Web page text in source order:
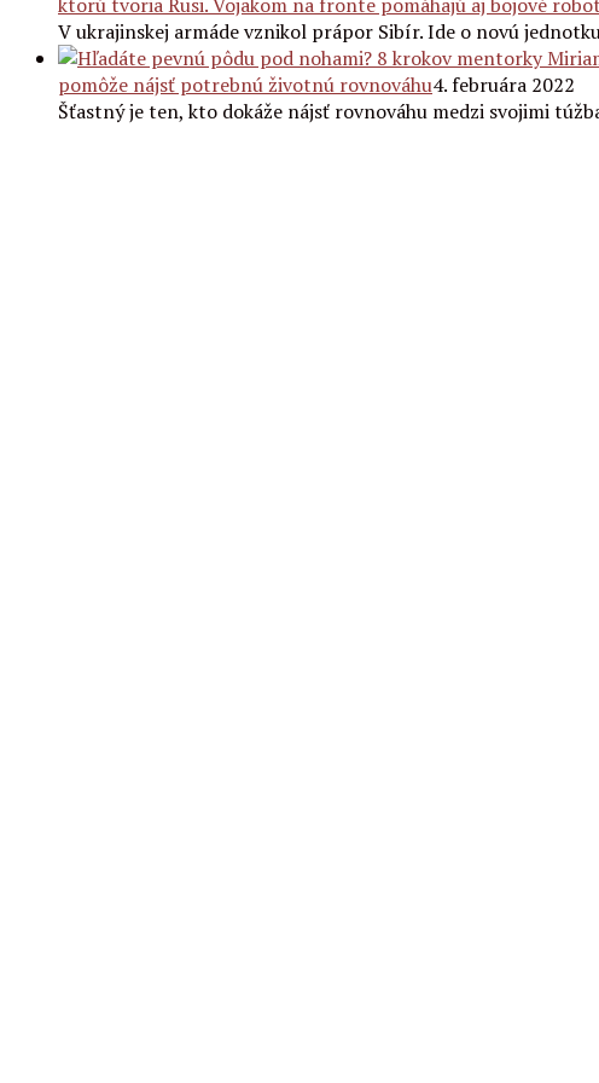
V ukrajinskej armáde vznikol prápor Sibír. Ide o novú
pomôže nájsť potrebnú životnú rovnováhu4. februára 2022
Šťastný je ten, kto dokáže nájsť rovnováhu medzi svojimi